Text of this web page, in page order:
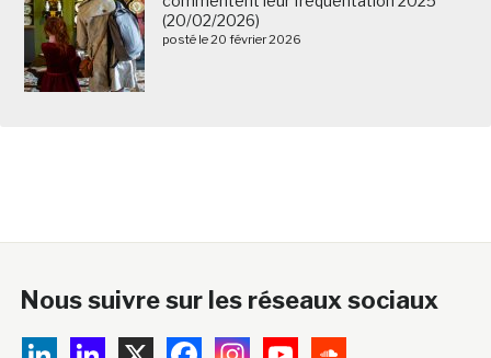
(20/02/2026)
posté le 20 février 2026
Nous suivre sur les réseaux sociaux